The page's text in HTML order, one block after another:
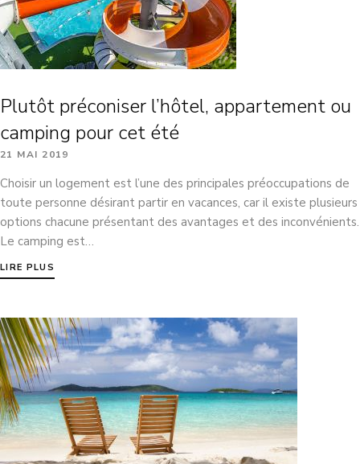
Plutôt préconiser l’hôtel, appartement ou
camping pour cet été
21 MAI 2019
Choisir un logement est l’une des principales préoccupations de
toute personne désirant partir en vacances, car il existe plusieurs
options chacune présentant des avantages et des inconvénients.
Le camping est…
LIRE PLUS